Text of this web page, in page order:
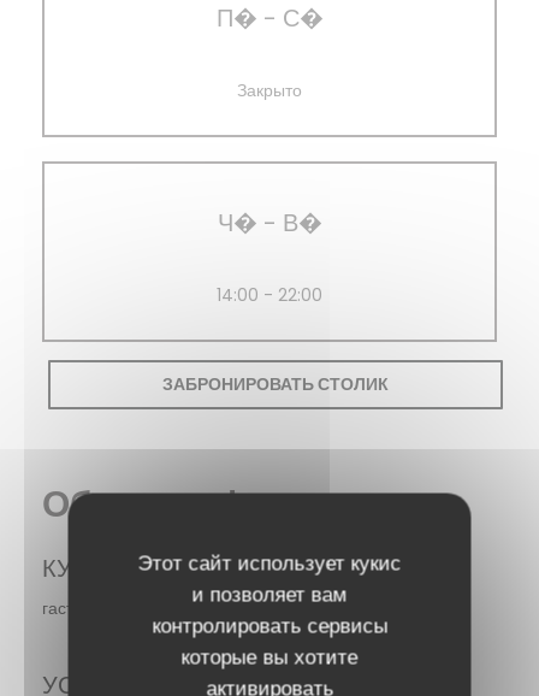
Этот сайт использует кукис
и позволяет вам
контролировать сервисы
которые вы хотите
активировать
П� - С�
Закрыто
Ч� - В�
14:00 - 22:00
ЗАБРОНИРОВАТЬ СТОЛИК
Общая информация
КУХНЯ
гастрономический
УСЛУГИ